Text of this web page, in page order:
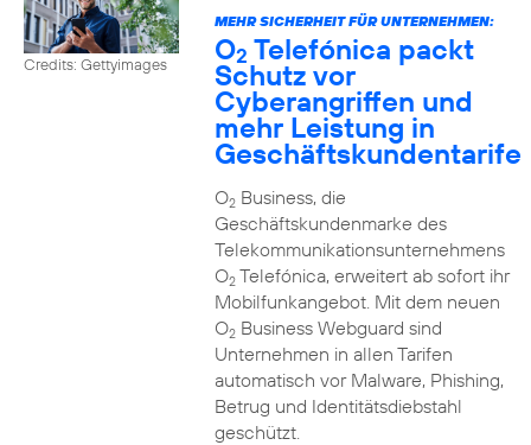
Credits: Gettyimages
MEHR SICHERHEIT FÜR UNTERNEHMEN:
O2 Telefónica packt
Schutz vor
Cyberangriffen und
mehr Leistung in
Geschäftskundentarife
O2Business, die
Geschäftskundenmarke des
Telekommunikationsunternehmens
O2Telefónica, erweitert ab sofort ihr
Mobilfunkangebot. Mit dem neuen
O2Business Webguard sind
Unternehmen in allen Tarifen
automatisch vor Malware, Phishing,
Betrug und Identitätsdiebstahl
geschützt.